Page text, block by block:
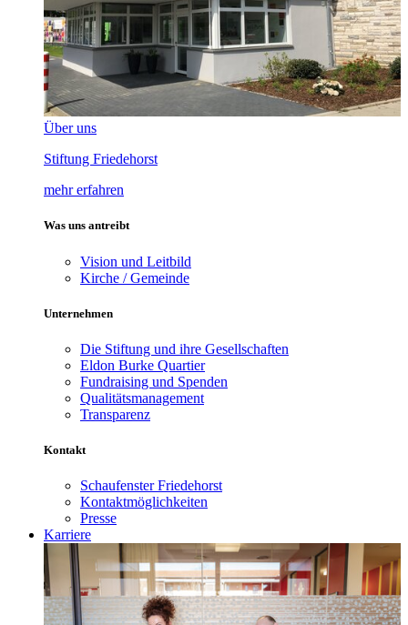
Über uns
Stiftung Friedehorst
mehr erfahren
Was uns antreibt
Vision und Leitbild
Kirche / Gemeinde
Unternehmen
Die Stiftung und ihre Gesellschaften
Eldon Burke Quartier
Fundraising und Spenden
Qualitätsmanagement
Transparenz
Kontakt
Schaufenster Friedehorst
Kontaktmöglichkeiten
Presse
Karriere